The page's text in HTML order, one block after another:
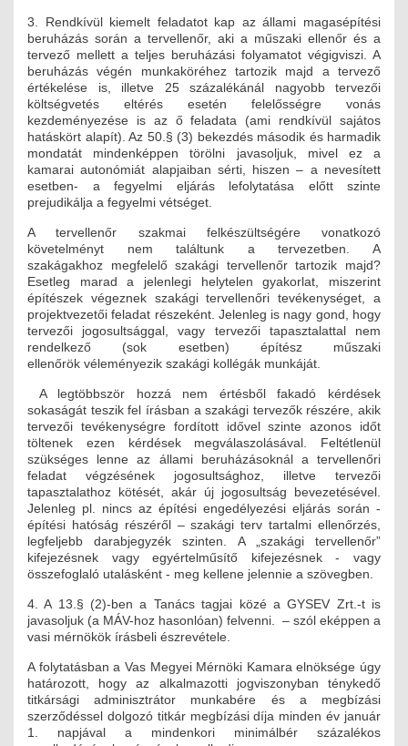
MÉRNÖKI VÁLLALKOZÁSOK
MÉRNÖKI VÁLLALKOZÁSOK
SZEMÉLYES PORTFÓLIÓK
KAPCSOLAT
3. Rendkívül kiemelt feladatot kap az állami magasépítési
beruházás során a tervellenőr, aki a műszaki ellenőr és a
tervező mellett a teljes beruházási folyamatot végigviszi. A
beruházás végén munkaköréhez tartozik majd a tervező
értékelése is, illetve 25 százalékánál nagyobb tervezői
költségvetés eltérés esetén felelősségre vonás
kezdeményezése is az ő feladata (ami rendkívül sajátos
hatáskört alapít). Az 50.§ (3) bekezdés második és harmadik
mondatát mindenképpen törölni javasoljuk, mivel ez a
kamarai autonómiát alapjaiban sérti, hiszen – a nevesített
esetben- a fegyelmi eljárás lefolytatása előtt szinte
prejudikálja a fegyelmi vétséget.
A tervellenőr szakmai felkészültségére vonatkozó
követelményt nem találtunk a tervezetben. A
szakágakhoz megfelelő szakági tervellenőr tartozik majd?
Esetleg marad a jelenlegi helytelen gyakorlat, miszerint
építészek végeznek szakági tervellenőri tevékenységet, a
projektvezetői feladat részeként. Jelenleg is nagy gond, hogy
tervezői jogosultsággal, vagy tervezői tapasztalattal nem
rendelkező (sok esetben) építész műszaki
ellenőrök véleményezik szakági kollégák munkáját.
A legtöbbször hozzá nem értésből fakadó kérdések
sokaságát teszik fel írásban a szakági tervezők részére, akik
tervezői tevékenységre fordított idővel szinte azonos időt
töltenek ezen kérdések megválaszolásával. Feltétlenül
szükséges lenne az állami beruházásoknál a tervellenőri
feladat végzésének jogosultsághoz, illetve tervezői
tapasztalathoz kötését, akár új jogosultság bevezetésével.
Jelenleg pl. nincs az építési engedélyezési eljárás során -
építési hatóság részéről – szakági terv tartalmi ellenőrzés,
legfeljebb darabjegyzék szinten. A „szakági tervellenőr”
kifejezésnek vagy egyértelműsítő kifejezésnek - vagy
összefoglaló utalásként - meg kellene jelennie a szövegben.
4. A 13.§ (2)-ben a Tanács tagjai közé a GYSEV Zrt.-t is
javasoljuk (a MÁV-hoz hasonlóan) felvenni. – szól eképpen a
vasi mérnökök írásbeli észrevétele.
A folytatásban a Vas Megyei Mérnöki Kamara elnöksége úgy
határozott, hogy az alkalmazotti jogviszonyban ténykedő
titkársági adminisztrátor munkabére és a megbízási
szerződéssel dolgozó titkár megbízási díja minden év január
1. napjával a mindenkori minimálbér százalékos